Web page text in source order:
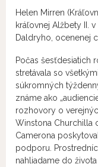
Helen Mirren
kráľovnej Alžbety II.
Daldryho, ocenenej
Počas šesťdesiatich
stretávala so
súkromných
známe ako
rozhovory o
Winstona Churchilla
Camerona
podporu.
nahliadame do